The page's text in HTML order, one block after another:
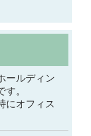
ールディン
。
にオフィス